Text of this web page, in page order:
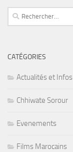
Rechercher :
CATÉGORIES
Actualités et Infos
Chhiwate Sorour
Evenements
Films Marocains